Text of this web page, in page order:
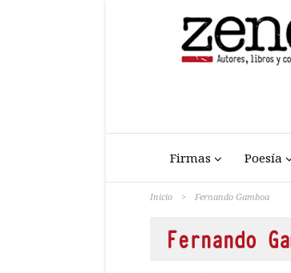
Firmas Poesía
Inicio > Fernando Gamboa
Fernando